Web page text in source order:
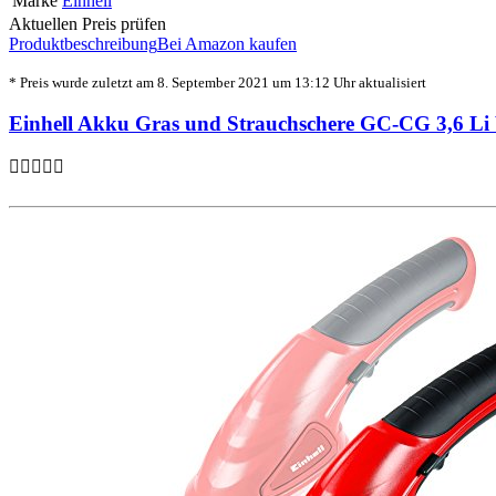
Aktuellen Preis prüfen
ProduktbeschreibungBei Amazon kaufen
* Preis wurde zuletzt am 8. September 2021 um 13:12 Uhr aktualisiert
Einhell Akku Gras und Strauchschere GC-CG 3,6